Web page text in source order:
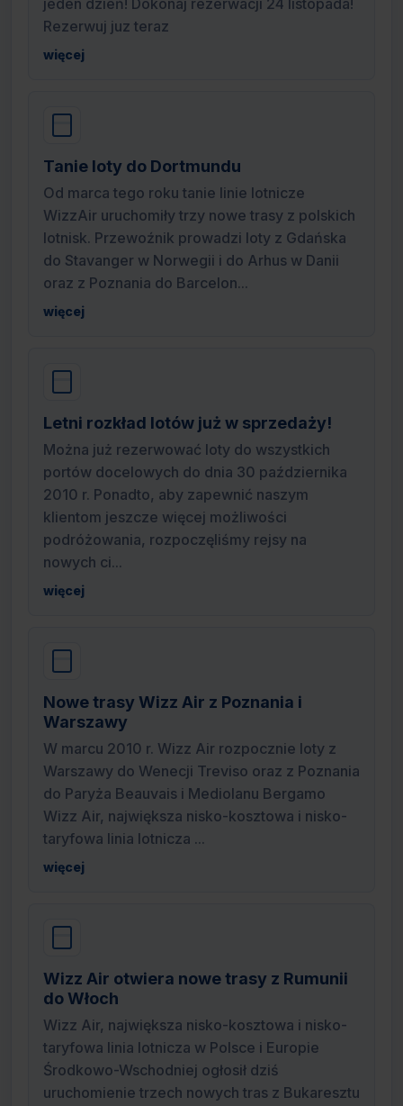
Rezerwuj juz teraz
więcej
Tanie loty do Dortmundu
Od marca tego roku tanie linie lotnicze
WizzAir uruchomiły trzy nowe trasy z polskich
lotnisk. Przewoźnik prowadzi loty z Gdańska
do Stavanger w Norwegii i do Arhus w Danii
oraz z Poznania do Barcelon...
więcej
Letni rozkład lotów już w sprzedaży!
Można już rezerwować loty do wszystkich
portów docelowych do dnia 30 października
2010 r. Ponadto, aby zapewnić naszym
klientom jeszcze więcej możliwości
podróżowania, rozpoczęliśmy rejsy na
nowych ci...
więcej
Nowe trasy Wizz Air z Poznania i
Warszawy
W marcu 2010 r. Wizz Air rozpocznie loty z
Warszawy do Wenecji Treviso oraz z Poznania
do Paryża Beauvais i Mediolanu Bergamo
Wizz Air, największa nisko-kosztowa i nisko-
taryfowa linia lotnicza ...
więcej
Wizz Air otwiera nowe trasy z Rumunii
do Włoch
Wizz Air, największa nisko-kosztowa i nisko-
taryfowa linia lotnicza w Polsce i Europie
Środkowo-Wschodniej ogłosił dziś
uruchomienie trzech nowych tras z Bukaresztu